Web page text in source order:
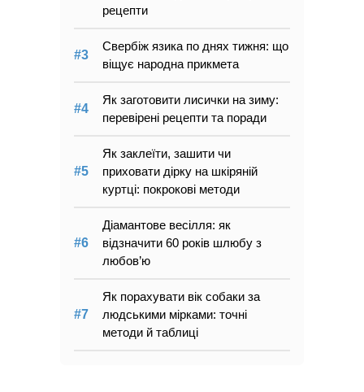
рецепти
Свербіж язика по днях тижня: що
віщує народна прикмета
Як заготовити лисички на зиму:
перевірені рецепти та поради
Як заклеїти, зашити чи
приховати дірку на шкіряній
куртці: покрокові методи
Діамантове весілля: як
відзначити 60 років шлюбу з
любов’ю
Як порахувати вік собаки за
людськими мірками: точні
методи й таблиці